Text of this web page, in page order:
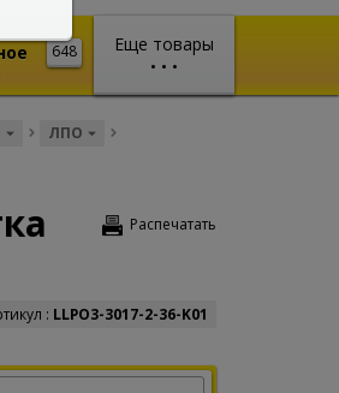
Еще товары
• • •
648
ЛПО
Распечатать
: LLPO3-3017-2-36-K01